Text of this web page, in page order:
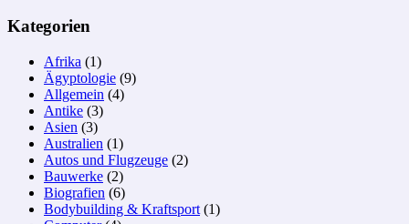
Kategorien
Afrika (1)
Ägyptologie (9)
Allgemein (4)
Antike (3)
Asien (3)
Australien (1)
Autos und Flugzeuge (2)
Bauwerke (2)
Biografien (6)
Bodybuilding & Kraftsport (1)